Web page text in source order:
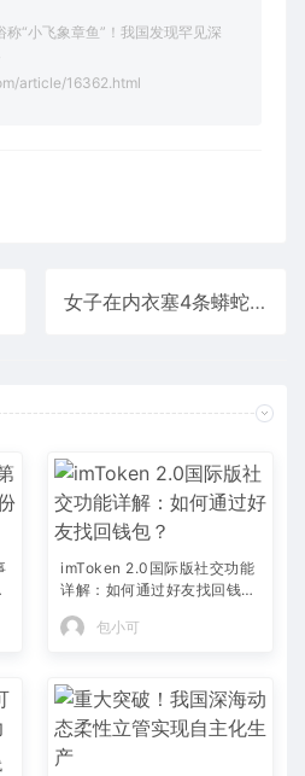
称“小飞象章鱼”！我国发现罕见深
article/16362.html
女子在内衣塞4条蟒蛇入境被查：都还活着
imToken 2.0国际版社交功能
详解：如何通过好友找回钱
包？
包小可